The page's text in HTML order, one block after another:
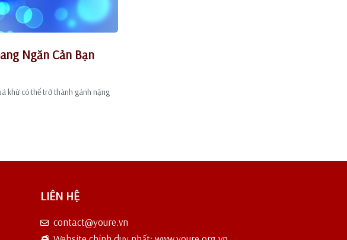
Ngăn Cản Bạn
khứ có thể trở thành gánh nặng
LIÊN HỆ
contact@youre.vn